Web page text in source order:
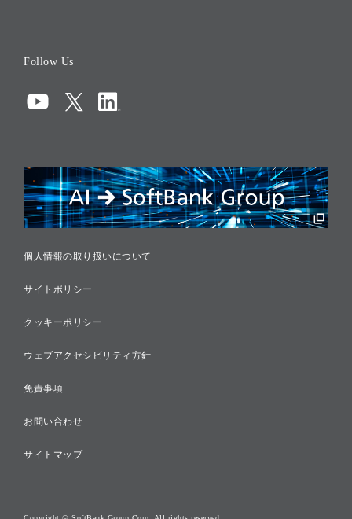
コンプライアンス
リスクマネジメント
税務に対する取り組み
採用情報
Follow Us
個人情報の取り扱いについて
サイトポリシー
クッキーポリシー
ウェブアクセシビリティ方針
免責事項
お問い合わせ
サイトマップ